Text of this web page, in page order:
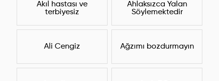
Akıl hastası ve
terbiyesiz
Ahlaksızca Yalan
Söylemektedir
Ali Cengiz Ağzımı bozdurmayın